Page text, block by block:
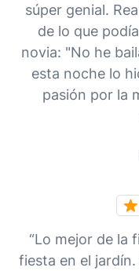
súper genial.
de lo que
novia: "No he
esta noche lo
pasión por la
“Lo mejor de la
fiesta en el